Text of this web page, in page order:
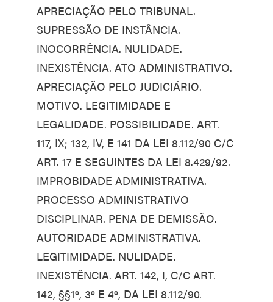
APRECIAÇÃO PELO TRIBUNAL.
SUPRESSÃO DE INSTÂNCIA.
INOCORRÊNCIA. NULIDADE.
INEXISTÊNCIA. ATO ADMINISTRATIVO.
APRECIAÇÃO PELO JUDICIÁRIO.
MOTIVO. LEGITIMIDADE E
LEGALIDADE. POSSIBILIDADE. ART.
117, IX; 132, IV, E 141 DA LEI 8.112/90 C/C
ART. 17 E SEGUINTES DA LEI 8.429/92.
IMPROBIDADE ADMINISTRATIVA.
PROCESSO ADMINISTRATIVO
DISCIPLINAR. PENA DE DEMISSÃO.
AUTORIDADE ADMINISTRATIVA.
LEGITIMIDADE. NULIDADE.
INEXISTÊNCIA. ART. 142, I, C/C ART.
142, §§1º, 3º E 4º, DA LEI 8.112/90.